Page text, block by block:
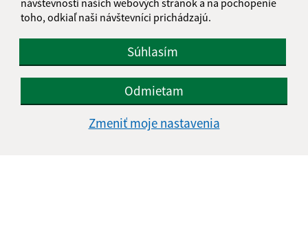
toho, odkiaľ naši návštevníci prichádzajú.
Súhlasím
Odmietam
Zmeniť moje nastavenia
Informácie o stránke: